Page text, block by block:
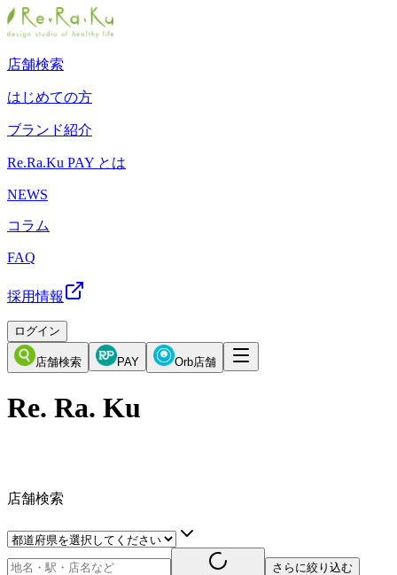
店舗検索
はじめての方
ブランド紹介
Re.Ra.Ku PAY とは
NEWS
コラム
FAQ
採用情報
ログイン
店舗検索 PAY Orb店舗
Re. Ra. Ku
店舗検索
さらに絞り込む